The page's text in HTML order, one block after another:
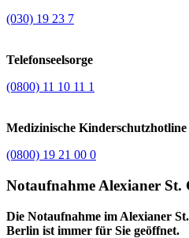
(030) 19 23 7
Telefonseelsorge
(0800) 11 10 11 1
Medizinische Kinderschutzhotline
(0800) 19 21 00 0
Notaufnahme Alexianer St.
Die Notaufnahme im Alexianer
Berlin ist immer für Sie geöffnet.